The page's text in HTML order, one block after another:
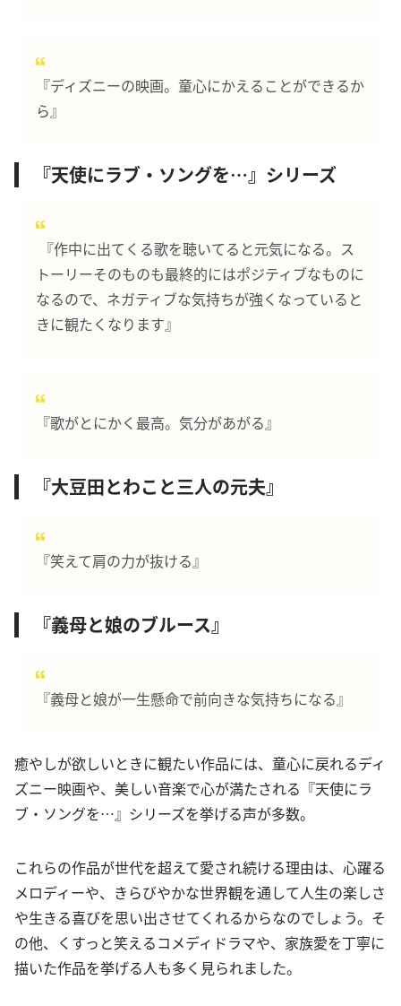
『ディズニーの映画。童心にかえることができるか
ら』
『天使にラブ・ソングを…』シリーズ
『作中に出てくる歌を聴いてると元気になる。ス
トーリーそのものも最終的にはポジティブなものに
なるので、ネガティブな気持ちが強くなっていると
きに観たくなります』
『歌がとにかく最高。気分があがる』
『大豆田とわこと三人の元夫』
『笑えて肩の力が抜ける』
『義母と娘のブルース』
『義母と娘が一生懸命で前向きな気持ちになる』
癒やしが欲しいときに観たい作品には、童心に戻れるディ
ズニー映画や、美しい音楽で心が満たされる『天使にラ
ブ・ソングを…』シリーズを挙げる声が多数。
これらの作品が世代を超えて愛され続ける理由は、心躍る
メロディーや、きらびやかな世界観を通して人生の楽しさ
や生きる喜びを思い出させてくれるからなのでしょう。そ
の他、くすっと笑えるコメディドラマや、家族愛を丁寧に
描いた作品を挙げる人も多く見られました。